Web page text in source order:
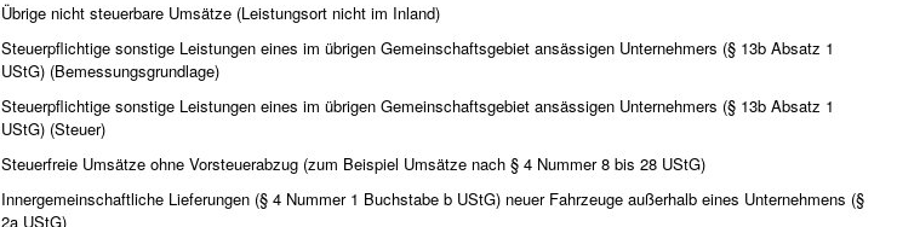
Übrige nicht steuerbare Umsätze (Leistungsort nicht im Inland)
Steuerpflichtige sonstige Leistungen eines im übrigen Gemeinschaftsgebiet ansässigen Unternehmers (§ 13b Absatz 1
UStG) (Bemessungsgrundlage)
Steuerpflichtige sonstige Leistungen eines im übrigen Gemeinschaftsgebiet ansässigen Unternehmers (§ 13b Absatz 1
UStG) (Steuer)
Steuerfreie Umsätze ohne Vorsteuerabzug (zum Beispiel Umsätze nach § 4 Nummer 8 bis 28 UStG)
Innergemeinschaftliche Lieferungen (§ 4 Nummer 1 Buchstabe b UStG) neuer Fahrzeuge außerhalb eines Unternehmens (§
2a UStG)